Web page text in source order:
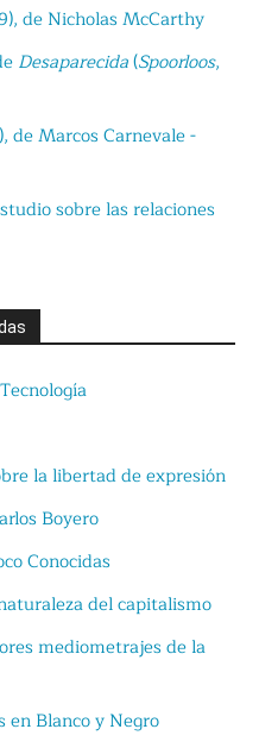
de Nicholas McCarthy
Desaparecida(Spoorloos,
de Marcos Carnevale -
sobre las relaciones
la libertad de expresión
Boyero
Conocidas
del capitalismo
mediometrajes de la
en Blanco y Negro